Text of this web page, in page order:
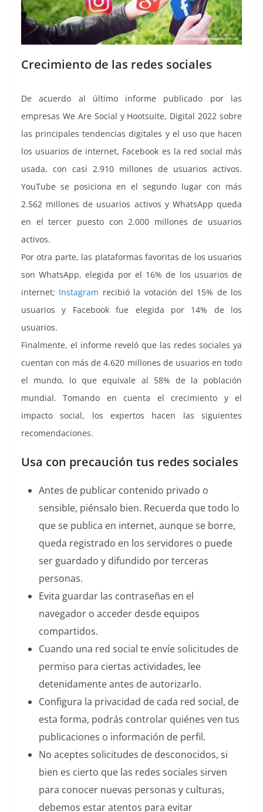
Crecimiento de las redes sociales
De acuerdo al último informe publicado por las
empresas We Are Social y Hootsuite, Digital 2022 sobre
las principales tendencias digitales y el uso que hacen
los usuarios de internet, Facebook es la red social más
usada, con casi 2.910 millones de usuarios activos.
YouTube se posiciona en el segundo lugar con más
2.562 millones de usuarios activos y WhatsApp queda
en el tercer puesto con 2.000 millones de usuarios
activos.
Por otra parte, las plataformas favoritas de los usuarios
son WhatsApp, elegida por el 16% de los usuarios de
internet; Instagram recibió la votación del 15% de los
usuarios y Facebook fue elegida por 14% de los
usuarios.
Finalmente, el informe reveló que las redes sociales ya
cuentan con más de 4.620 millones de usuarios en todo
el mundo, lo que equivale al 58% de la población
mundial. Tomando en cuenta el crecimiento y el
impacto social, los expertos hacen las siguientes
recomendaciones.
Usa con precaución tus redes sociales
Antes de publicar contenido privado o
sensible, piénsalo bien. Recuerda que todo lo
que se publica en internet, aunque se borre,
queda registrado en los servidores o puede
ser guardado y difundido por terceras
personas.
Evita guardar las contraseñas en el
navegador o acceder desde equipos
compartidos.
Cuando una red social te envíe solicitudes de
permiso para ciertas actividades, lee
detenidamente antes de autorizarlo.
Configura la privacidad de cada red social, de
esta forma, podrás controlar quiénes ven tus
publicaciones o información de perfil.
No aceptes solicitudes de desconocidos, si
bien es cierto que las redes sociales sirven
para conocer nuevas personas y culturas,
debemos estar atentos para evitar